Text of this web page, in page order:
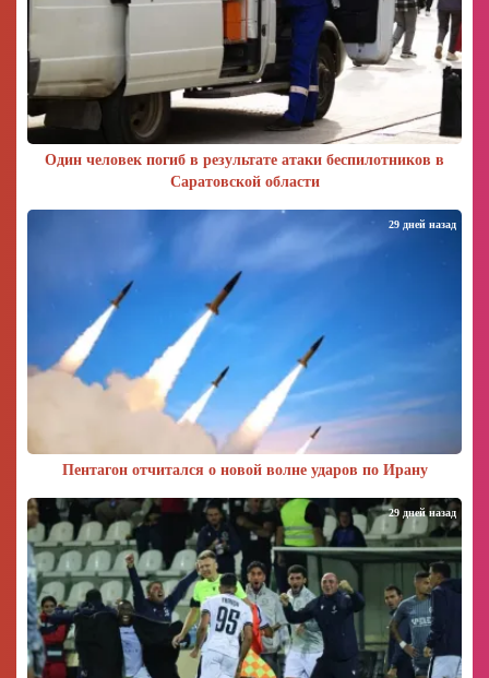
Один человек погиб в результате атаки беспилотников в
Саратовской области
Пентагон отчитался о новой волне ударов по Ирану
29 дней назад
29 дней назад